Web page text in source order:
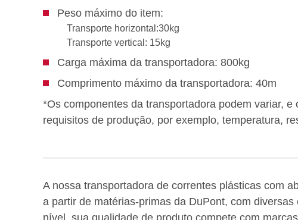
Peso máximo do item:
Transporte horizontal:30kg
Transporte vertical: 15kg
Carga máxima da transportadora: 800kg
Comprimento máximo da transportadora: 40m
*Os componentes da transportadora podem variar,
requisitos de produção, por exemplo, temperatura,
A nossa transportadora de correntes plásticas com
a partir de matérias-primas da DuPont, com
nível, sua qualidade de produto compete com